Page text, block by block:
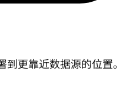
更靠近数据源的位置。